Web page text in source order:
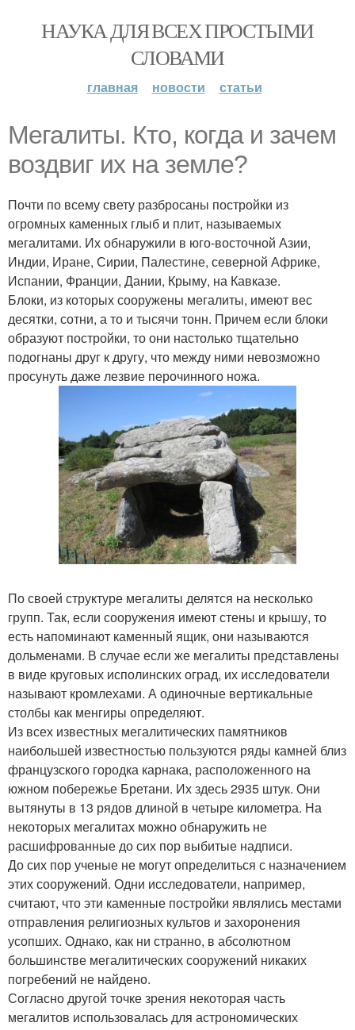
НАУКА ДЛЯ ВСЕХ ПРОСТЫМИ
СЛОВАМИ
главная новости статьи
Мегалиты. Кто, когда и зачем
воздвиг их на земле?
Почти по всему свету разбросаны постройки из
огромных каменных глыб и плит, называемых
мегалитами. Их обнаружили в юго-восточной Азии,
Индии, Иране, Сирии, Палестине, северной Африке,
Испании, Франции, Дании, Крыму, на Кавказе.
Блоки, из которых сооружены мегалиты, имеют вес
десятки, сотни, а то и тысячи тонн. Причем если блоки
образуют постройки, то они настолько тщательно
подогнаны друг к другу, что между ними невозможно
просунуть даже лезвие перочинного ножа.
По своей структуре мегалиты делятся на несколько
групп. Так, если сооружения имеют стены и крышу, то
есть напоминают каменный ящик, они называются
дольменами. В случае если же мегалиты представлены
в виде круговых исполинских оград, их исследователи
называют кромлехами. А одиночные вертикальные
столбы как менгиры определяют.
Из всех известных мегалитических памятников
наибольшей известностью пользуются ряды камней близ
французского городка карнака, расположенного на
южном побережье Бретани. Их здесь 2935 штук. Они
вытянуты в 13 рядов длиной в четыре километра. На
некоторых мегалитах можно обнаружить не
расшифрованные до сих пор выбитые надписи.
До сих пор ученые не могут определиться с назначением
этих сооружений. Одни исследователи, например,
считают, что эти каменные постройки являлись местами
отправления религиозных культов и захоронения
усопших. Однако, как ни странно, в абсолютном
большинстве мегалитических сооружений никаких
погребений не найдено.
Согласно другой точке зрения некоторая часть
мегалитов использовалась для астрономических